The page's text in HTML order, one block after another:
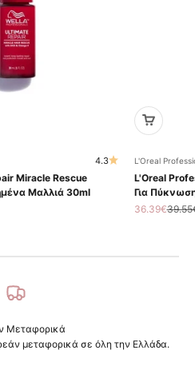
4.3
Miracle Rescue
Μαλλιά 30ml
L'Oreal
L'Oreal
Για
Τιμή
36.39€
Μεταφορικά
μεταφορικά σε όλη την Ελλάδα.